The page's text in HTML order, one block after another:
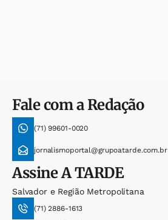
Fale com a Redação
(71) 99601-0020
jornalismoportal@grupoatarde.com.br
AssineA TARDE
Salvador e Região Metropolitana
(71) 2886-1613